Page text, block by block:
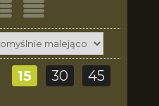
15 30 45